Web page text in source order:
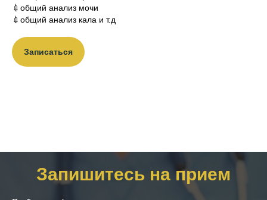
💉общий анализ мочи
💉общий анализ кала и т.д
Записаться
Запишитесь на прием